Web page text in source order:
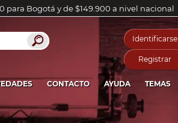
para Bogotá y de $149.900 a nivel nacional
Identificarse
Registrar
CONTACTO AYUDA TEMAS